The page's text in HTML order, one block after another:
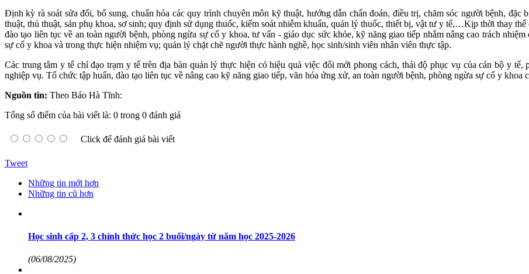
Định kỳ rà soát sửa đổi, bổ sung, chuẩn hóa các quy trình chuyên môn kỹ thuật, hướng dẫn chẩn đoán, điều trị, chăm sóc người bệnh, đặc
thuật, thủ thuật, sản phụ khoa, sơ sinh; quy định sử dụng thuốc, kiểm soát nhiễm khuẩn, quản lý thuốc, thiết bị, vật tư y tế,…Kịp thời thay
đào tạo liên tục về an toàn người bệnh, phòng ngừa sự cố y khoa, tư vấn - giáo dục sức khỏe, kỹ năng giao tiếp nhằm nâng cao trách
sự cố y khoa và trong thực hiện nhiệm vụ; quản lý chặt chẽ người thực hành nghề, học sinh/sinh viên nhân viên thực tập.
Các trung tâm y tế chỉ đạo trạm y tế trên địa bàn quản lý thực hiện có hiệu quả việc đổi mới phong cách, thái độ phục vụ của cán bộ y
nghiệp vụ. Tổ chức tập huấn, đào tạo liên tục về nâng cao kỹ năng giao tiếp, văn hóa ứng xử, an toàn người bệnh, phòng ngừa sự cố y khoa
Nguồn tin: Theo Báo Hà Tĩnh:
Tổng số điểm của bài viết là: 0 trong 0 đánh giá
Click để đánh giá bài viết
Tweet
Những tin mới hơn
Những tin cũ hơn
Học sinh cấp 2, 3 chính thức học 2 buổi/ngày từ năm học 2025-2026
(06/08/2025)